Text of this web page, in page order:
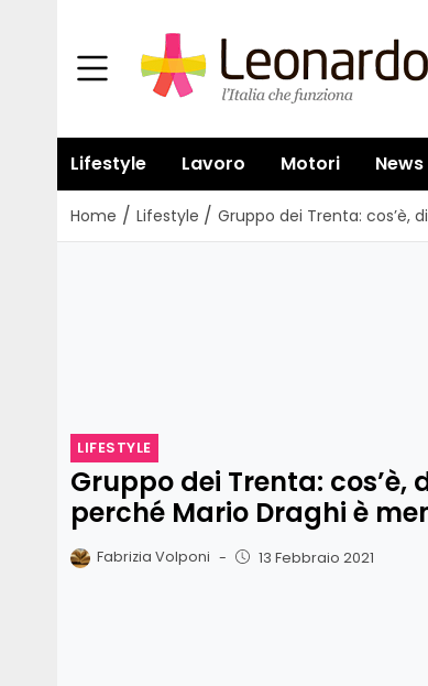
Lifestyle Lavoro Motori News
Home / Lifestyle / Gruppo dei Trenta: cos’è,
LIFESTYLE
Gruppo dei Trenta: cos’è,
perché Mario Draghi è
Fabrizia Volponi - 13 Febbraio 2021